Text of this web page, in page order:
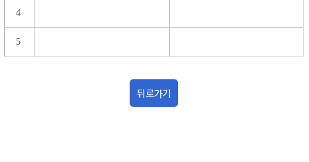
4
5
뒤로가기